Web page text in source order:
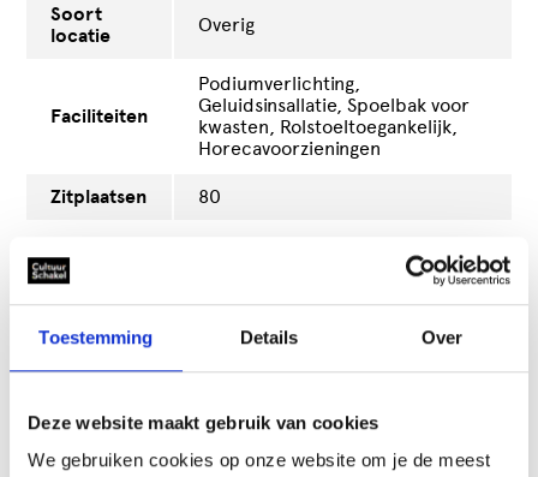
Toestemming Details Over
Deze website maakt gebruik van cookies
We gebruiken cookies op onze website om je de meest
Soort
locatie
Overig
Faciliteiten
Podiumverlichting,
Geluidsinsallatie, Spoelbak voor
kwasten, Rolstoeltoegankelijk,
Horecavoorzieningen
Zitplaatsen 80
Speelvlak
Stadsdeel